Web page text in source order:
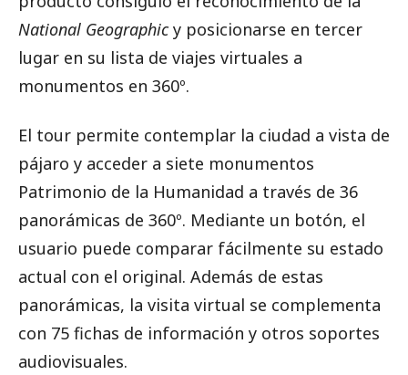
National Geographicy posicionarse en tercer
lugar en su lista de viajes virtuales a
monumentos en 360º.
El tour permite contemplar la ciudad a vista de
pájaro y acceder a siete monumentos
Patrimonio de la Humanidad a través de 36
panorámicas de 360º. Mediante un botón, el
usuario puede comparar fácilmente su estado
actual con el original. Además de estas
panorámicas, la visita virtual se complementa
con 75 fichas de información y otros soportes
audiovisuales.